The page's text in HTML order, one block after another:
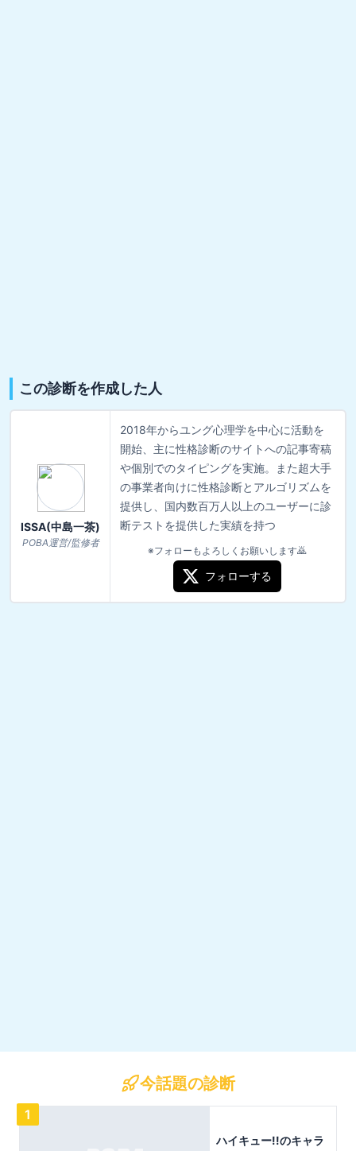
この診断を作成した人
ISSA(中島一茶)
POBA運営/監修者
2018年からユング心理学を中心に活動を
開始、主に性格診断のサイトへの記事寄稿
や個別でのタイピングを実施。また超大手
の事業者向けに性格診断とアルゴリズムを
提供し、国内数百万人以上のユーザーに診
断テストを提供した実績を持つ
※フォローもよろしくお願いします🙇
フォローする
今話題の診断
1
ハイキュー!!のキャラ